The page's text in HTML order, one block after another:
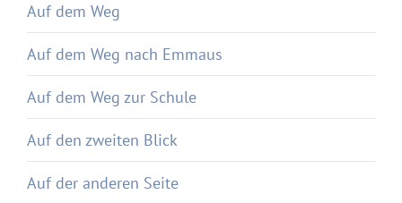
Auf dem Weg
Auf dem Weg nach Emmaus
Auf dem Weg zur Schule
Auf den zweiten Blick
Auf der anderen Seite